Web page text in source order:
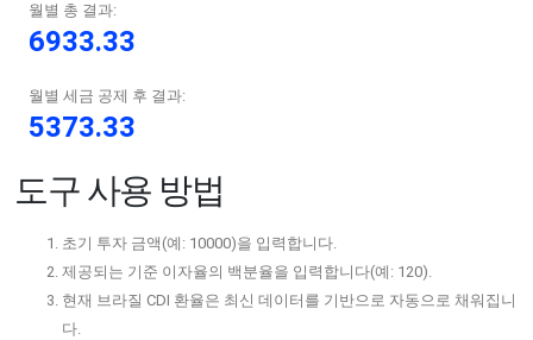
월별 총 결과:
6933.33
월별 세금 공제 후 결과:
5373.33
도구 사용 방법
초기 투자 금액(예: 10000)을 입력합니다.
제공되는 기준 이자율의 백분율을 입력합니다(예: 120).
현재 브라질 CDI 환율은 최신 데이터를 기반으로 자동으로 채워집니
다.